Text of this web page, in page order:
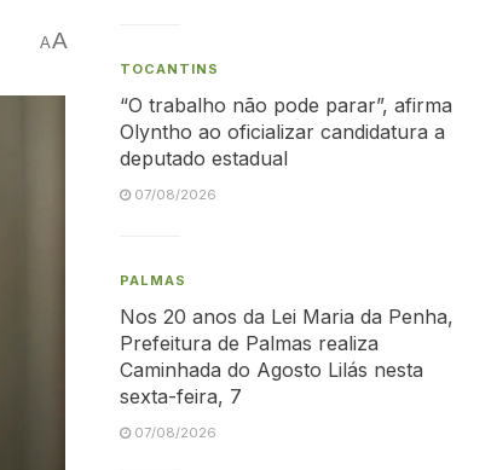
AA
TOCANTINS
“O trabalho não pode parar”, afirma
Olyntho ao oficializar candidatura a
deputado estadual
07/08/2026
PALMAS
Nos 20 anos da Lei Maria da Penha,
Prefeitura de Palmas realiza
Caminhada do Agosto Lilás nesta
sexta-feira, 7
07/08/2026